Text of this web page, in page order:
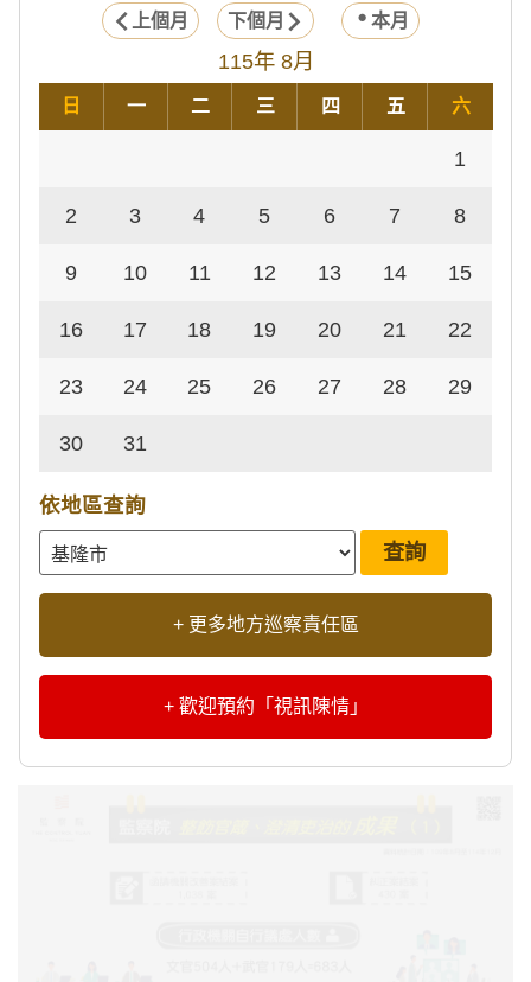
上個月 下個月 本月
115年 8月
日 一 二 三 四 五 六
1
2 3 4 5 6 7 8
9 10 11 12 13 14 15
16 17 18 19 20 21 22
23 24 25 26 27 28 29
30 31
依地區查詢
+ 更多地方巡察責任區
+ 歡迎預約「視訊陳情」